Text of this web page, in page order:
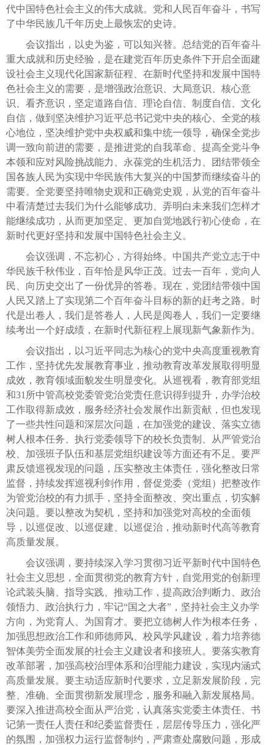
代中国特色社会主义的伟大成就。党和人民百年奋斗，书写
了中华民族几千年历史上最恢宏的史诗。
会议指出，以史为鉴，可以知兴替。总结党的百年奋斗
重大成就和历史经验，是在建党百年历史条件下开启全面建
设社会主义现代化国家新征程、在新时代坚持和发展中国特
色社会主义的需要，是增强政治意识、大局意识、核心意
识、看齐意识，坚定道路自信、理论自信、制度自信、文化
自信，做到坚决维护习近平总书记党中央的核心、全党的核
心地位，坚决维护党中央权威和集中统一领导，确保全党步
调一致向前进的需要，是推进党的自我革命、提高全党斗争
本领和应对风险挑战能力、永葆党的生机活力、团结带领全
国各族人民为实现中华民族伟大复兴的中国梦而继续奋斗的
需要。全党要坚持唯物史观和正确党史观，从党的百年奋斗
中看清楚过去我们为什么能够成功、弄明白未来我们怎样才
能继续成功，从而更加坚定、更加自觉地践行初心使命，在
新时代更好坚持和发展中国特色社会主义。
会议强调，不忘初心，方得始终。中国共产党立志于中
华民族千秋伟业，百年恰是风华正茂。过去一百年，党向人
民、向历史交出了一份优异的答卷。现在，党团结带领中国
人民又踏上了实现第二个百年奋斗目标的新的赶考之路。时
代是出卷人，我们是答卷人，人民是阅卷人，我们一定要继
续考出一个好成绩，在新时代新征程上展现新气象新作为。
会议指出，以习近平同志为核心的党中央高度重视教育
工作，坚持优先发展教育事业，推动教育改革发展取得明显
成效，教育领域面貌发生明显变化。从巡视看，教育部党组
和31所中管高校党委管党治党责任意识得到提升，办学治校
工作取得新成效，服务经济社会发展作出新贡献，但也发现
了一些共性问题和深层次问题，在加强党的建设、落实立德
树人根本任务、执行党委领导下的校长负责制、从严管党治
校、加强班子队伍和基层党组织建设等方面还有不足。要严
肃反馈巡视发现的问题，压实整改主体责任，强化整改日常
监督，持续发挥巡视利剑作用，督促党委（党组）把整改作
为管党治校的有力抓手，坚持全面整改、突出重点，切实解
决问题。要以整改为契机，坚持和加强党对高校的全面领
导，以巡促改、以巡促建、以巡促治，推动新时代高等教育
高质量发展。
会议强调，要持续深入学习贯彻习近平新时代中国特色
社会主义思想，全面贯彻党的教育方针，自觉用党的创新理
论武装头脑、指导实践、推动工作，提高政治判断力、政治
领悟力、政治执行力，牢记“国之大者”，坚持社会主义办学
方向，为党育人、为国育才。要把立德树人作为根本任务，
加强思想政治工作和师德师风、校风学风建设，着力培养德
智体美劳全面发展的社会主义建设者和接班人。要落实教育
改革部署，加强高校治理体系和治理能力建设，实现内涵式
高质量发展。要主动适应新时代要求，立足新发展阶段，完
整、准确、全面贯彻新发展理念，服务和融入新发展格局。
要深入推进高校全面从严治党，认真落实党委主体责任、书
记第一责任人责任和纪委监督责任，层层传导压力，强化严
的氛围，加强权力运行监督制约，严肃查处腐败问题，形成